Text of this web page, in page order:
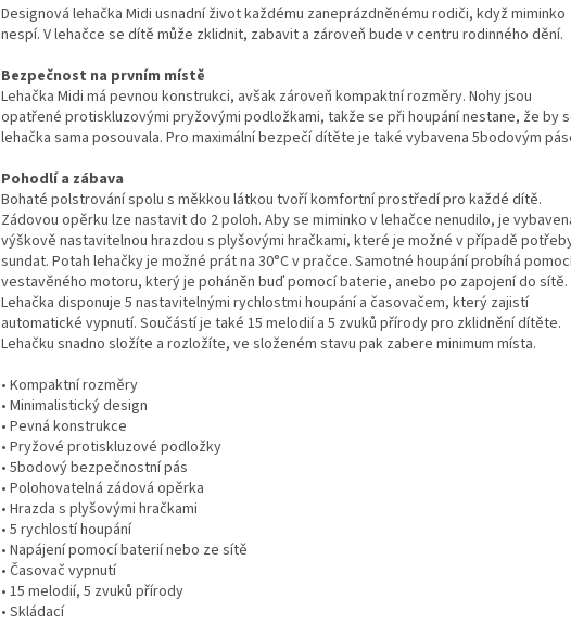
Designová lehačka Midi usnadní život každému zaneprázdněnému rodiči, když miminko
nespí. V lehačce se dítě může zklidnit, zabavit a zároveň bude v centru rodinného dění.
Bezpečnost na prvním místě
Lehačka Midi má pevnou konstrukci, avšak zároveň kompaktní rozměry. Nohy jsou
opatřené protiskluzovými pryžovými podložkami, takže se při houpání nestane, že by
lehačka sama posouvala. Pro maximální bezpečí dítěte je také vybavena 5bodovým
Pohodlí a zábava
Bohaté polstrování spolu s měkkou látkou tvoří komfortní prostředí pro každé dítě.
Zádovou opěrku lze nastavit do 2 poloh. Aby se miminko v lehačce nenudilo, je
výškově nastavitelnou hrazdou s plyšovými hračkami, které je možné v případě
sundat. Potah lehačky je možné prát na 30°C v pračce. Samotné houpání probíhá
vestavěného motoru, který je poháněn buď pomocí baterie, anebo po zapojení do sítě.
Lehačka disponuje 5 nastavitelnými rychlostmi houpání a časovačem, který zajistí
automatické vypnutí. Součástí je také 15 melodií a 5 zvuků přírody pro zklidnění dítěte.
Lehačku snadno složíte a rozložíte, ve složeném stavu pak zabere minimum místa.
• Kompaktní rozměry
• Minimalistický design
• Pevná konstrukce
• Pryžové protiskluzové podložky
• 5bodový bezpečnostní pás
• Polohovatelná zádová opěrka
• Hrazda s plyšovými hračkami
• 5 rychlostí houpání
• Napájení pomocí baterií nebo ze sítě
• Časovač vypnutí
• 15 melodií, 5 zvuků přírody
• Skládací